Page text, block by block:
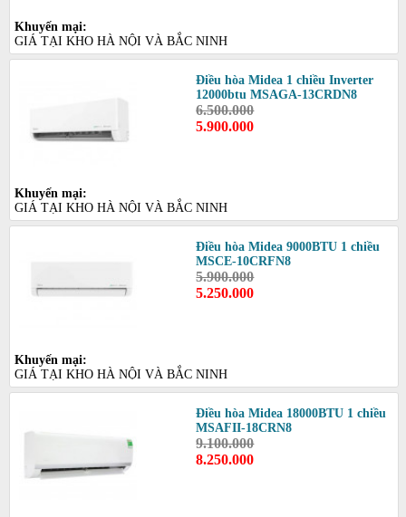
Khuyến mại:
GIÁ TẠI KHO HÀ NỘI VÀ BẮC NINH
Điều hòa Midea 1 chiều Inverter
12000btu MSAGA-13CRDN8
6.500.000
5.900.000
Khuyến mại:
GIÁ TẠI KHO HÀ NỘI VÀ BẮC NINH
Điều hòa Midea 9000BTU 1 chiều
MSCE-10CRFN8
5.900.000
5.250.000
Khuyến mại:
GIÁ TẠI KHO HÀ NỘI VÀ BẮC NINH
Điều hòa Midea 18000BTU 1 chiều
MSAFII-18CRN8
9.100.000
8.250.000